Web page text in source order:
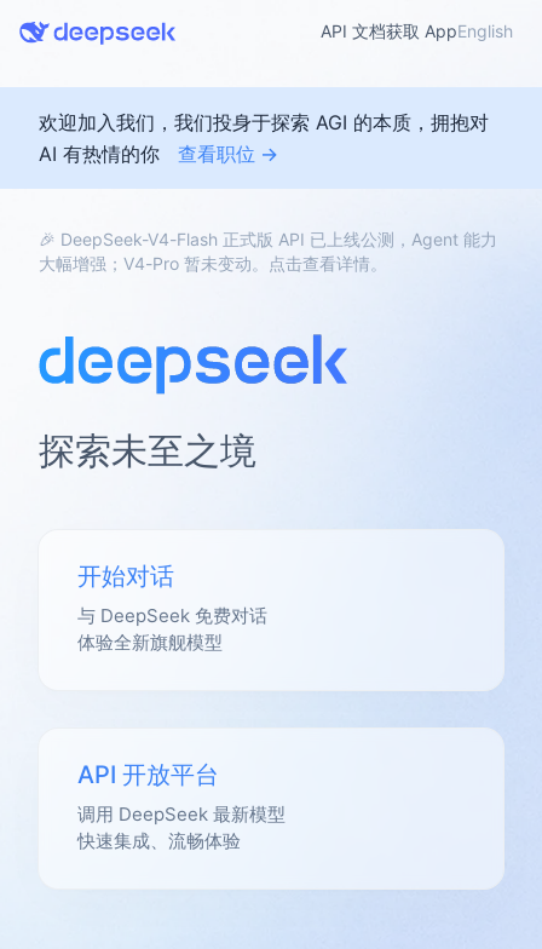
欢迎加入我们，我们投身于探索 AGI 的本质，拥抱对
AI 有热情的你
查看职位 →
🎉 DeepSeek-V4-Flash 正式版 API 已上线公测，Agent 能力
大幅增强；V4-Pro 暂未变动。点击查看详情。
探索未至之境
开始对话
与 DeepSeek 免费对话
体验全新旗舰模型
API 开放平台
调用 DeepSeek 最新模型
快速集成、流畅体验
API 文档获取 AppEnglish